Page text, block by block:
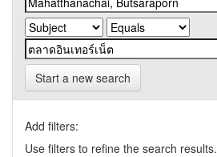
Start a new search
Add filters:
Use filters to refine the search results.